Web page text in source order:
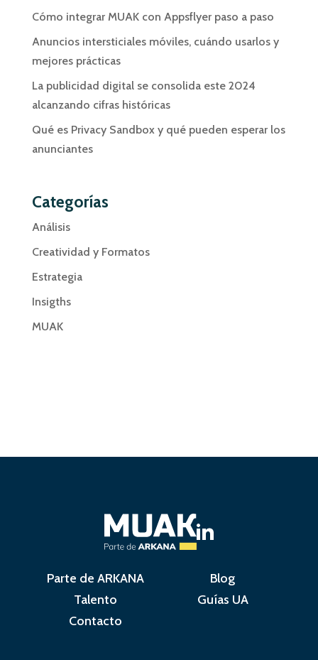
Cómo integrar MUAK con Appsflyer paso a paso
Anuncios intersticiales móviles, cuándo usarlos y
mejores prácticas
La publicidad digital se consolida este 2024
alcanzando cifras históricas
Qué es Privacy Sandbox y qué pueden esperar los
anunciantes
Categorías
Análisis
Creatividad y Formatos
Estrategia
Insigths
MUAK
Blog
Guías UA
Parte de ARKANA
Talento
Contacto